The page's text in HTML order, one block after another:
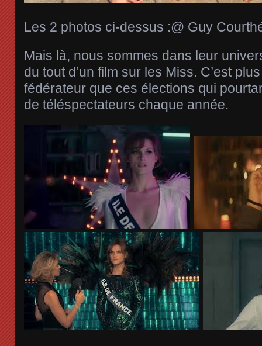
Les 2 photos ci-dessus :@ Guy
Mais là, nous sommes dans leur
du tout d’un film sur les Miss. C’est
fédérateur que ces élections qui
de téléspectateurs chaque année.